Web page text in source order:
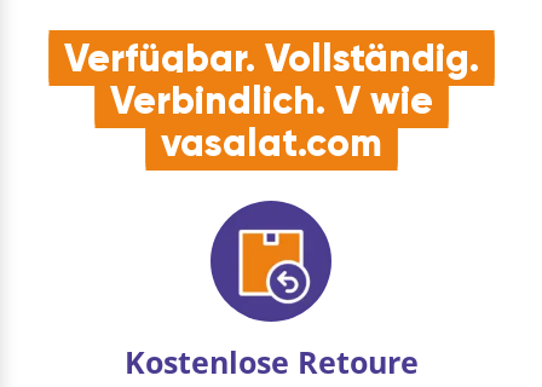
s…
Verfügbar. Vollständig.
Verbindlich. V wie
vasalat.com
Kostenlose Retoure